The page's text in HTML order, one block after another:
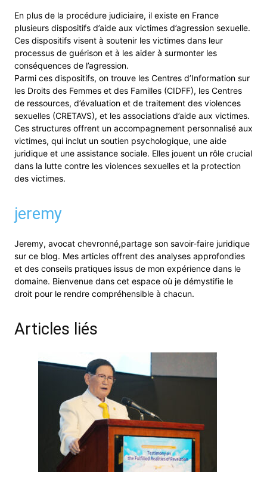
En plus de la procédure judiciaire, il existe en France
plusieurs dispositifs d’aide aux victimes d’agression sexuelle.
Ces dispositifs visent à soutenir les victimes dans leur
processus de guérison et à les aider à surmonter les
conséquences de l’agression.
Parmi ces dispositifs, on trouve les Centres d’Information sur
les Droits des Femmes et des Familles (CIDFF), les Centres
de ressources, d’évaluation et de traitement des violences
sexuelles (CRETAVS), et les associations d’aide aux victimes.
Ces structures offrent un accompagnement personnalisé aux
victimes, qui inclut un soutien psychologique, une aide
juridique et une assistance sociale. Elles jouent un rôle crucial
dans la lutte contre les violences sexuelles et la protection
des victimes.
jeremy
Jeremy, avocat chevronné,partage son savoir-faire juridique
sur ce blog. Mes articles offrent des analyses approfondies
et des conseils pratiques issus de mon expérience dans le
domaine. Bienvenue dans cet espace où je démystifie le
droit pour le rendre compréhensible à chacun.
Articles liés